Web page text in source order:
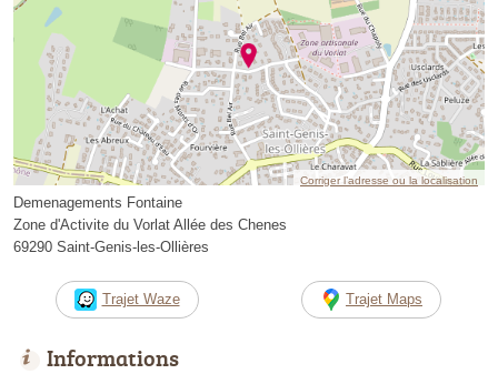
Corriger l’adresse ou la localisation
Demenagements Fontaine
Zone d'Activite du Vorlat Allée des Chenes
69290 Saint-Genis-les-Ollières
Trajet Waze Trajet Maps
Informations